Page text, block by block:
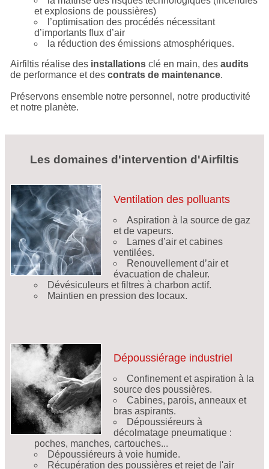
et explosions de poussières)
l’optimisation des procédés nécessitant
d’importants flux d’air
la réduction des émissions atmosphériques.
Airfiltis réalise des installationsclé en main, des audits
de performance et des contrats de maintenance.
Préservons ensemble notre personnel, notre productivité
et notre planète.
Les domaines d'intervention d'Airfiltis
Ventilation des polluants
Aspiration à la source de gaz
et de vapeurs.
Lames d’air et cabines
ventilées.
Renouvellement d’air et
évacuation de chaleur.
Dévésiculeurs et filtres à charbon actif.
Maintien en pression des locaux.
Dépoussiérage industriel
Confinement et aspiration à la
source des poussières.
Cabines, parois, anneaux et
bras aspirants.
Dépoussiéreurs à
décolmatage pneumatique :
poches, manches, cartouches...
Dépoussiéreurs à voie humide.
Récupération des poussières et rejet de l'air